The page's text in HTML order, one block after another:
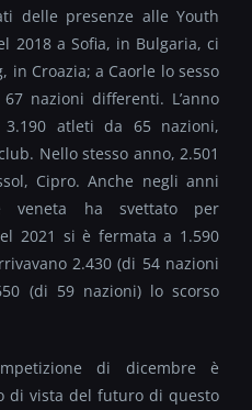
delle presenze alle Youth
2018 a Sofia, in Bulgaria, ci
in Croazia; a Caorle lo sesso
nazioni differenti. L’anno
3.190 atleti da 65 nazioni,
Nello stesso anno, 2.501
Cipro. Anche negli anni
veneta ha svettato per
2021 si è fermata a 1.590
2.430 (di 54 nazioni
(di 59 nazioni) lo scorso
di dicembre è
di vista del futuro di questo